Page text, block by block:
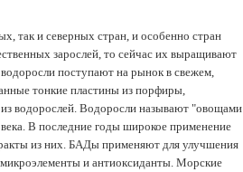
так и северных стран, и особенно стран
зарослей, то сейчас их выращивают
поступают на рынок в свежем,
тонкие пластины из порфиры,
водорослей. Водоросли называют "овощами
В последние годы широкое применение
из них. БАДы применяют для улучшения
и антиоксиданты. Морские